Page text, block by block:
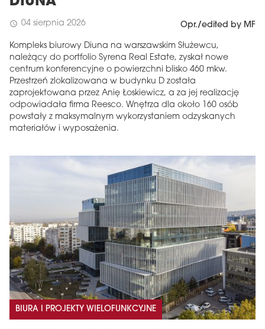
schedule 04 sierpnia 2026 Opr./edited by MF
Kompleks biurowy Diuna na warszawskim Służewcu,
należący do portfolio Syrena Real Estate, zyskał nowe
centrum konferencyjne o powierzchni blisko 460 mkw.
Przestrzeń zlokalizowana w budynku D została
zaprojektowana przez Anię Łoskiewicz, a za jej realizację
odpowiadała firma Reesco. Wnętrza dla około 160 osób
powstały z maksymalnym wykorzystaniem odzyskanych
materiałów i wyposażenia.
BIURA I PROJEKTY WIELOFUNKCYJNE